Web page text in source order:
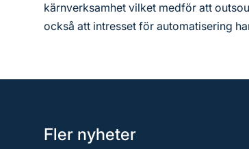
kärnverksamhet vilket medför att
också att intresset för automatisering
Fler nyheter